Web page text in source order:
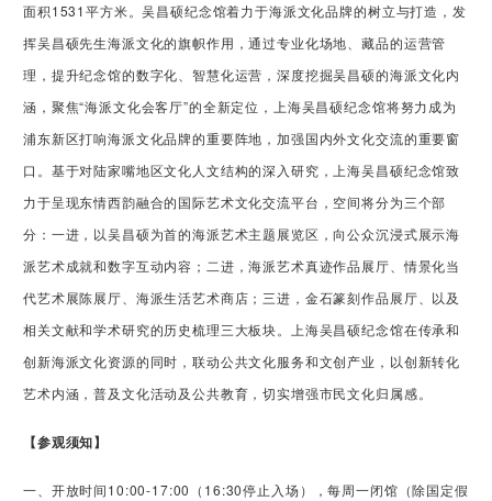
面积1531平方米。吴昌硕纪念馆着力于海派文化品牌的树立与打造，发
挥吴昌硕先生海派文化的旗帜作用，通过专业化场地、藏品的运营管
理，提升纪念馆的数字化、智慧化运营，深度挖掘吴昌硕的海派文化内
涵，聚焦“海派文化会客厅”的全新定位，上海吴昌硕纪念馆将努力成为
浦东新区打响海派文化品牌的重要阵地，加强国内外文化交流的重要窗
口。基于对陆家嘴地区文化人文结构的深入研究，上海吴昌硕纪念馆致
力于呈现东情西韵融合的国际艺术文化交流平台，空间将分为三个部
分：一进，以吴昌硕为首的海派艺术主题展览区，向公众沉浸式展示海
派艺术成就和数字互动内容；二进，海派艺术真迹作品展厅、情景化当
代艺术展陈展厅、海派生活艺术商店；三进，金石篆刻作品展厅、以及
相关文献和学术研究的历史梳理三大板块。上海吴昌硕纪念馆在传承和
创新海派文化资源的同时，联动公共文化服务和文创产业，以创新转化
艺术内涵，普及文化活动及公共教育，切实增强市民文化归属感。
【参观须知】
一、开放时间10:00-17:00（16:30停止入场），每周一闭馆（除国定假